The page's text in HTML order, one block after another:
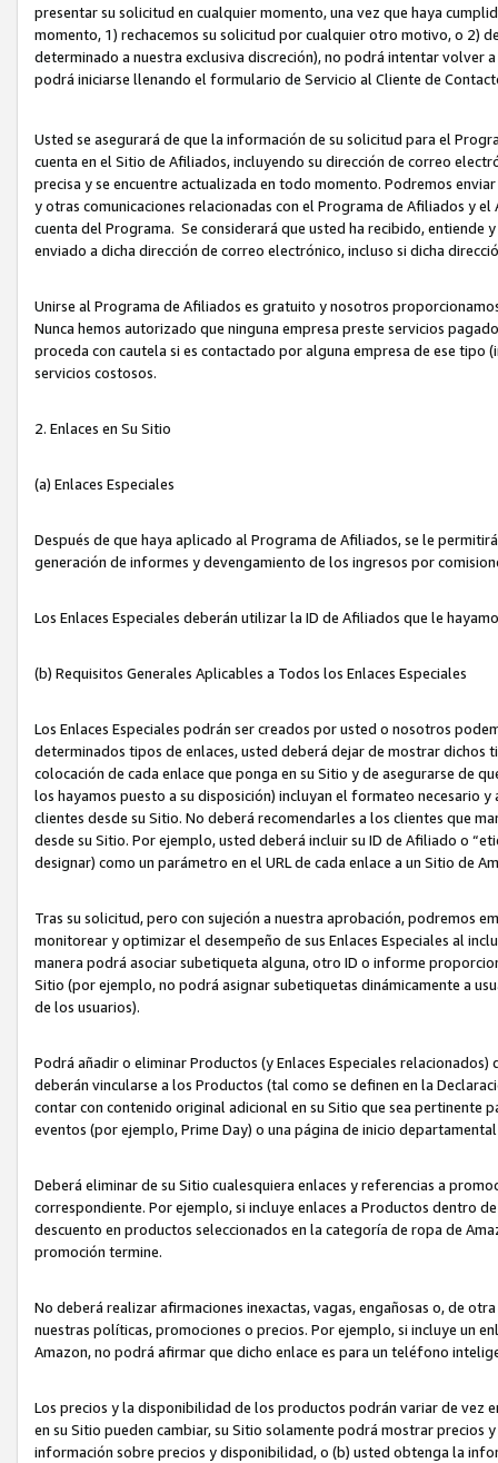
presentar su solicitud en cualquier momento, una vez que haya
momento, 1) rechacemos su solicitud por cualquier otro motivo, o 2)
determinado a nuestra exclusiva discreción), no podrá intentar volver
podrá iniciarse llenando el formulario de Servicio al Cliente de
Usted se asegurará de que la información de su solicitud para el
cuenta en el Sitio de Afiliados, incluyendo su dirección de correo
precisa y se encuentre actualizada en todo momento. Podremos
y otras comunicaciones relacionadas con el Programa de Afiliados y
cuenta del Programa. Se considerará que usted ha recibido, entiende
enviado a dicha dirección de correo electrónico, incluso si dicha
Unirse al Programa de Afiliados es gratuito y nosotros
Nunca hemos autorizado que ninguna empresa preste servicios
proceda con cautela si es contactado por alguna empresa de ese
servicios costosos.
2. Enlaces en Su Sitio
(a) Enlaces Especiales
Después de que haya aplicado al Programa de Afiliados, se le
generación de informes y devengamiento de los ingresos por
Los Enlaces Especiales deberán utilizar la ID de Afiliados que le
(b) Requisitos Generales Aplicables a Todos los Enlaces Especiales
Los Enlaces Especiales podrán ser creados por usted o nosotros
determinados tipos de enlaces, usted deberá dejar de mostrar dichos
colocación de cada enlace que ponga en su Sitio y de asegurarse de
los hayamos puesto a su disposición) incluyan el formateo necesario
clientes desde su Sitio. No deberá recomendarles a los clientes que
desde su Sitio. Por ejemplo, usted deberá incluir su ID de Afiliado o
designar) como un parámetro en el URL de cada enlace a un Sitio de
Tras su solicitud, pero con sujeción a nuestra aprobación, podremos
monitorear y optimizar el desempeño de sus Enlaces Especiales al
manera podrá asociar subetiqueta alguna, otro ID o informe
Sitio (por ejemplo, no podrá asignar subetiquetas dinámicamente a
de los usuarios).
Podrá añadir o eliminar Productos (y Enlaces Especiales
deberán vincularse a los Productos (tal como se definen en la
contar con contenido original adicional en su Sitio que sea pertinente
eventos (por ejemplo, Prime Day) o una página de inicio
Deberá eliminar de su Sitio cualesquiera enlaces y referencias a
correspondiente. Por ejemplo, si incluye enlaces a Productos dentro
descuento en productos seleccionados en la categoría de ropa de
promoción termine.
No deberá realizar afirmaciones inexactas, vagas, engañosas o, de
nuestras políticas, promociones o precios. Por ejemplo, si incluye un
Amazon, no podrá afirmar que dicho enlace es para un teléfono
Los precios y la disponibilidad de los productos podrán variar de vez
en su Sitio pueden cambiar, su Sitio solamente podrá mostrar
información sobre precios y disponibilidad, o (b) usted obtenga la